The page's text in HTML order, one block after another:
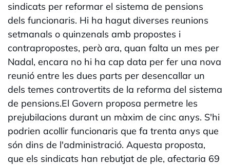
sindicats per reformar el sistema de pensions
dels funcionaris. Hi ha hagut diverses reunions
setmanals o quinzenals amb propostes i
contrapropostes, però ara, quan falta un mes per
Nadal, encara no hi ha cap data per fer una nova
reunió entre les dues parts per desencallar un
dels temes controvertits de la reforma del sistema
de pensions.El Govern proposa permetre les
prejubilacions durant un màxim de cinc anys. S'hi
podrien acollir funcionaris que fa trenta anys que
són dins de l'administració. Aquesta proposta,
que els sindicats han rebutjat de ple, afectaria 69